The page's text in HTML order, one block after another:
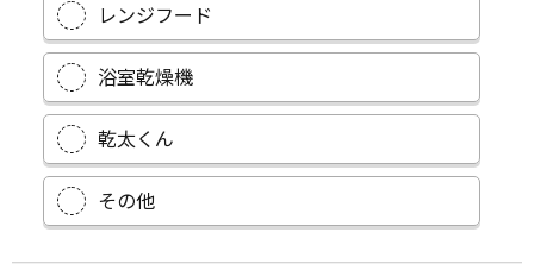
レンジフード
浴室乾燥機
乾太くん
その他